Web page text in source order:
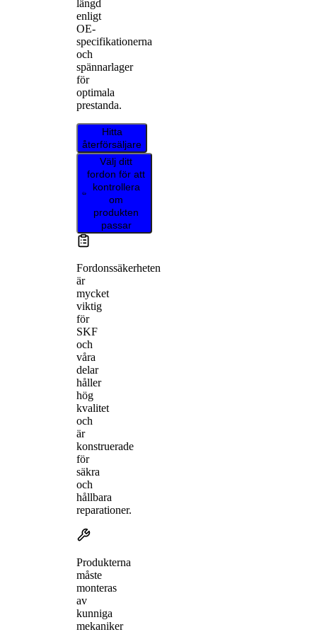
längd
enligt
OE-
specifikationerna
och
spännarlager
för
optimala
prestanda.
Hitta
återförsäljare
Välj ditt
fordon för att
kontrollera
om
produkten
passar
Fordonssäkerheten
är
mycket
viktig
för
SKF
och
våra
delar
håller
hög
kvalitet
och
är
konstruerade
för
säkra
och
hållbara
reparationer.
Produkterna
måste
monteras
av
kunniga
mekaniker